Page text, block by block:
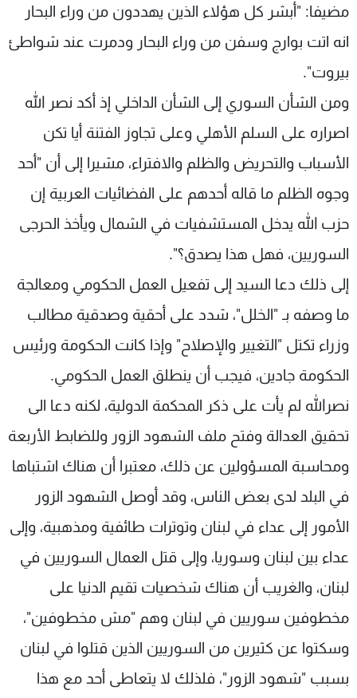
مضيفا: "أبشر كل هؤلاء الذين يهددون من وراء البحار
انه اتت بوارج وسفن من وراء البحار ودمرت عند شواطئ
بيروت".
ومن الشأن السوري إلى الشأن الداخلي إذ أكد نصر الله
اصراره على السلم الأهلي وعلى تجاوز الفتنة أيا تكن
الأسباب والتحريض والظلم والافتراء، مشيرا إلى أن "أحد
وجوه الظلم ما قاله أحدهم على الفضائيات العربية إن
حزب الله يدخل المستشفيات في الشمال ويأخذ الحرجى
السوريين، فهل هذا يصدق؟".
إلى ذلك دعا السيد إلى تفعيل العمل الحكومي ومعالجة
ما وصفه بـ "الخلل"، شدد على أحقية وصدقية مطالب
وزراء تكتل "التغيير والإصلاح" وإذا كانت الحكومة ورئيس
الحكومة جادين، فيجب أن ينطلق العمل الحكومي.
نصرالله لم يأت على ذكر المحكمة الدولية، لكنه دعا الى
تحقيق العدالة وفتح ملف الشهود الزور وللضابط الأربعة
ومحاسبة المسؤولين عن ذلك، معتبرا أن هناك اشتباها
في البلد لدى بعض الناس، وقد أوصل الشهود الزور
الأمور إلى عداء في لبنان وتوترات طائفية ومذهبية، وإلى
عداء بين لبنان وسوريا، وإلى قتل العمال السوريين في
لبنان، والغريب أن هناك شخصيات تقيم الدنيا على
مخطوفين سوريين في لبنان وهم "مش مخطوفين"،
وسكتوا عن كثيرين من السوريين الذين قتلوا في لبنان
بسبب "شهود الزور"، فلذلك لا يتعاطى أحد مع هذا